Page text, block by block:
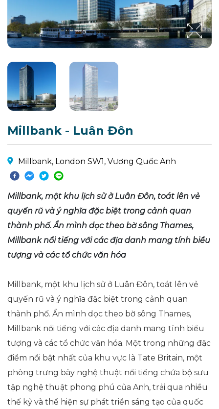
Millbank - Luân Đôn
Millbank, London SW1, Vương Quốc Anh
Millbank, một khu lịch sử ở Luân Đôn, toát lên vẻ
quyến rũ và ý nghĩa đặc biệt trong cảnh quan
thành phố. Ẩn mình dọc theo bờ sông Thames,
Millbank nổi tiếng với các địa danh mang tính biểu
tượng và các tổ chức văn hóa
Millbank, một khu lịch sử ở Luân Đôn, toát lên vẻ
quyến rũ và ý nghĩa đặc biệt trong cảnh quan
thành phố. Ẩn mình dọc theo bờ sông Thames,
Millbank nổi tiếng với các địa danh mang tính biểu
tượng và các tổ chức văn hóa. Một trong những đặc
điểm nổi bật nhất của khu vực là Tate Britain, một
phòng trưng bày nghệ thuật nổi tiếng chứa bộ sưu
tập nghệ thuật phong phú của Anh, trải qua nhiều
thế kỷ và thể hiện sự phát triển sáng tạo của quốc